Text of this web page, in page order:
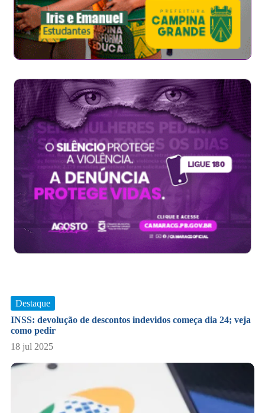
Destaque
INSS: devolução de descontos indevidos começa dia 24; veja
como pedir
18 jul 2025